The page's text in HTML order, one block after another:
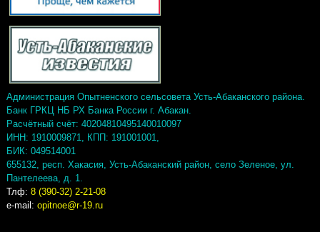
Администрация Опытненского сельсовета Усть-Абаканского района.
Банк ГРКЦ НБ РХ Банка России г. Абакан.
Расчётный счёт: 40204810495140010097
ИНН: 1910009871, КПП: 191001001,
БИК: 049514001
655132, респ. Хакасия, Усть-Абаканский район, село Зеленое, ул.
Пантелеева, д. 1.
Тлф: 8 (390-32) 2-21-08
e-mail: opitnoe@r-19.ru